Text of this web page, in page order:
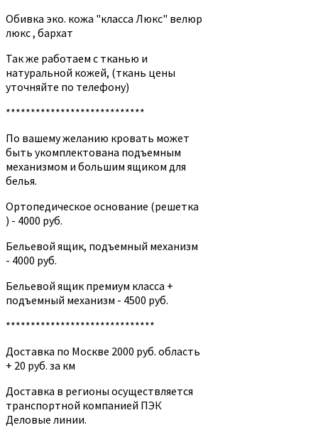
Обивка эко. кожа "класса Люкс" велюр
люкс , бархат
Так же работаем с тканью и
натуральной кожей, (ткань цены
уточняйте по телефону)
****************************
По вашему желанию кровать может
быть укомплектована подъемным
механизмом и большим ящиком для
белья.
Ортопедическое основание (решетка
) - 4000 руб.
Бельевой ящик, подъемный механизм
- 4000 руб.
Бельевой ящик премиум класса +
подъемный механизм - 4500 руб.
******************************
Доставка по Москве 2000 руб. область
+ 20 руб. за км
Доставка в регионы осуществляется
транспортной компанией ПЭК
Деловые линии.